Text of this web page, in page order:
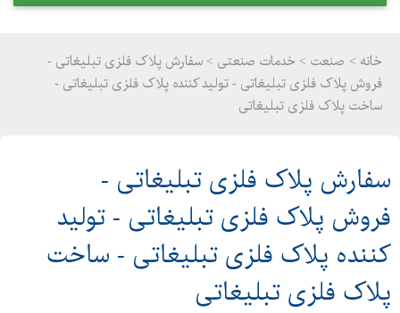
خانه > صنعت > خدمات صنعتی > سفارش پلاک فلزی تبلیغاتی -
فروش پلاک فلزی تبلیغاتی - تولید کننده پلاک فلزی تبلیغاتی -
ساخت پلاک فلزی تبلیغاتی
سفارش پلاک فلزی تبلیغاتی -
فروش پلاک فلزی تبلیغاتی - تولید
کننده پلاک فلزی تبلیغاتی - ساخت
پلاک فلزی تبلیغاتی